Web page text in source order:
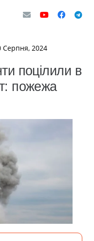
Серпня, 2024
поцілили в
пожежа